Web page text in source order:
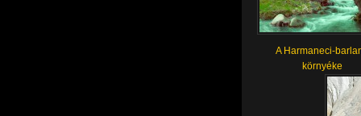
A Harmaneci-
környéke